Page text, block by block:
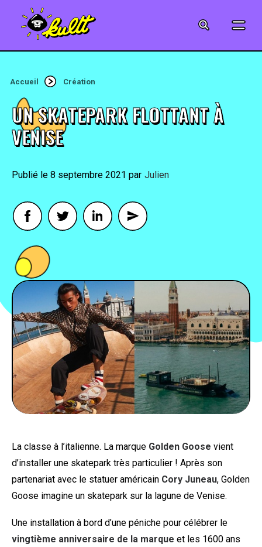
MUSIQUE
JEUX-VIDÉO
PEOPLE
FOOD
BONS PLANS
SOUTENEZ KULTT
Accueil Création
UN SKATEPARK FLOTTANT À
VENISE
8 septembre 2021 By Julien
La classe à l’italienne. La marque Golden Goose vient
d’installer une skatepark très particulier ! Après son
partenariat avec le statuer américain Cory Juneau, Golden
Goose imagine un skatepark sur la lagune de Venise.
Une installation à bord d’une péniche pour célébrer le
vingtième anniversaire de la marque et les 1600 ans